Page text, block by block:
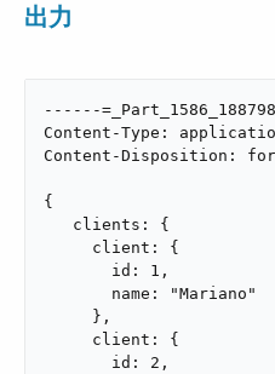
出力
------
Content-Type:
Content-Disposition:
{
   clients: {
     client: {
       id: 1,
       name: "Mariano"
     },
     client: {
       id: 2,